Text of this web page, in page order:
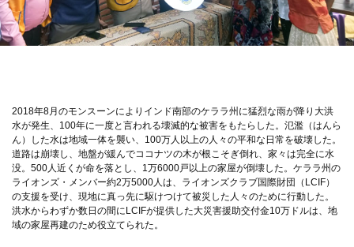
2018年8月のモンスーンによりインド南部のケララ州に猛烈な雨が降り大洪
水が発生、100年に一度と言われる壊滅的な被害をもたらした。氾濫（はんら
ん）した水は地域一体を襲い、100万人以上の人々の平和な日常を破壊した。
道路は崩壊し、地盤が緩んでココナツの木が根こそぎ倒れ、家々は完全に水
没。500人近くが命を落とし、1万6000戸以上の家屋が倒壊した。ケララ州の
ライオンズ・メンバー約2万5000人は、ライオンズクラブ国際財団（LCIF）
の支援を受け、現地に真っ先に駆けつけて被災した人々のために行動した。
洪水からわずか数日の間にLCIFが提供した大災害援助交付金10万ドルは、地
域の家屋再建のため役立てられた。